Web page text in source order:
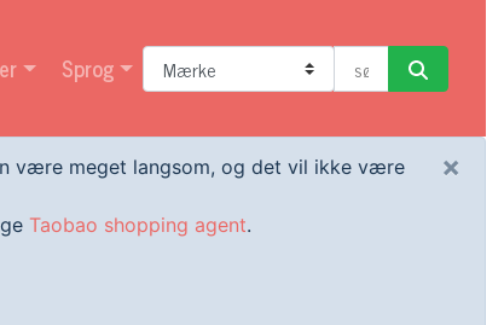
Sprog
være meget langsom, og det vil ikke være
Taobao shopping agent.
×